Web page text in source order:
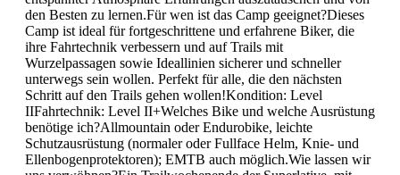
den Besten zu lernen.Für wen ist das Camp geeignet?Dieses
Camp ist ideal für fortgeschrittene und erfahrene Biker, die
ihre Fahrtechnik verbessern und auf Trails mit
Wurzelpassagen sowie Ideallinien sicherer und schneller
unterwegs sein wollen. Perfekt für alle, die den nächsten
Schritt auf den Trails gehen wollen!Kondition: Level
IIFahrtechnik: Level II+Welches Bike und welche Ausrüstung
benötige ich?Allmountain oder Endurobike, leichte
Schutzausrüstung (normaler oder Fullface Helm, Knie- und
Ellenbogenprotektoren); EMTB auch möglich.Wie lassen wir